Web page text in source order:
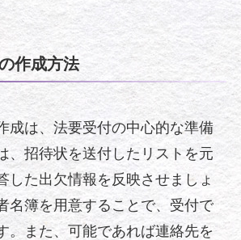
作成方法
成は、法要受付の中心的な準備
、招待状を送付したリストを元
した出欠情報を反映させましょ
名簿を用意することで、受付で
。また、可能であれば連絡先を